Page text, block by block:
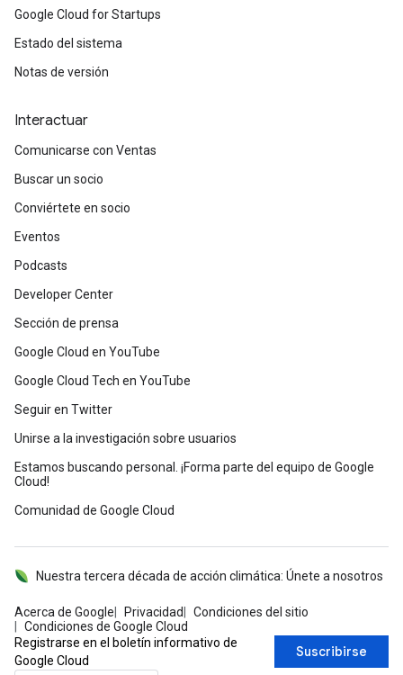
Google Cloud for Startups
Estado del sistema
Notas de versión
Interactuar
Comunicarse con Ventas
Buscar un socio
Conviértete en socio
Eventos
Podcasts
Developer Center
Sección de prensa
Google Cloud en YouTube
Google Cloud Tech en YouTube
Seguir en Twitter
Unirse a la investigación sobre usuarios
Estamos buscando personal. ¡Forma parte del equipo de Google
Cloud!
Comunidad de Google Cloud
Acerca de Google Privacidad
Condiciones del sitio
Condiciones de Google Cloud
Nuestra tercera década de acción climática: Únete a nosotros
Registrarse en el boletín informativo de
Google Cloud
Suscribirse